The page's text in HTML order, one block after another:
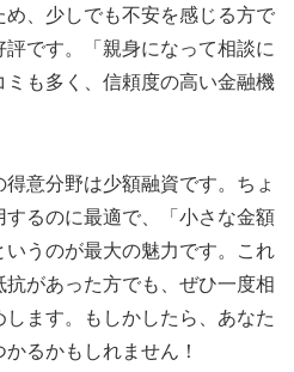
、少しでも不安を感じる方で
です。「親身になって相談に
も多く、信頼度の高い金融機
意分野は少額融資です。ちょ
るのに最適で、「小さな金額
うのが最大の魅力です。これ
抗があった方でも、ぜひ一度相
ます。もしかしたら、あなた
るかもしれません！